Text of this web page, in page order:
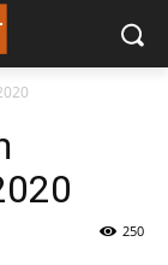
250